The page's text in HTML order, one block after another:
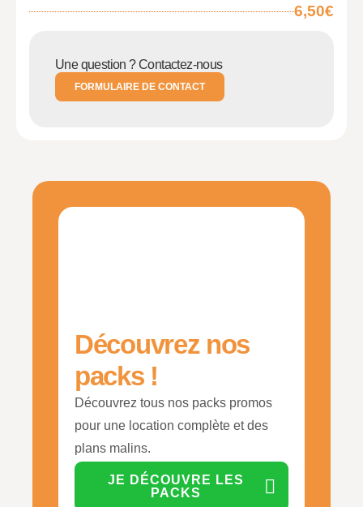
6,50€
Une question ? Contactez-nous
FORMULAIRE DE CONTACT
Découvrez nos
packs !
Découvrez tous nos packs promos
pour une location complète et des
plans malins.
JE DÉCOUVRE LES
PACKS